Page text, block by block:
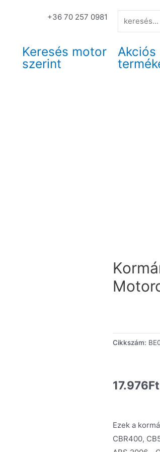
+36 70 257 0981
Keresés motor
szerint
Akciós
Cikkszám:
17.976Ft
Ezek a
CBR400,